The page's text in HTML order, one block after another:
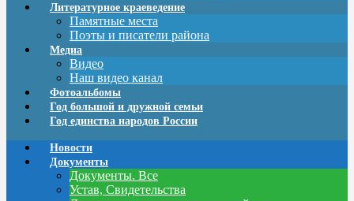
Литературное краеведение
Памятные места
Поэты и писатели района
Медиа
Видео
Наш видео канал
Фотоальбомы
Год большой и дружной семьи
Год единства народов России
Новости
Документы
Документы. Все
Устав, Свидетельства